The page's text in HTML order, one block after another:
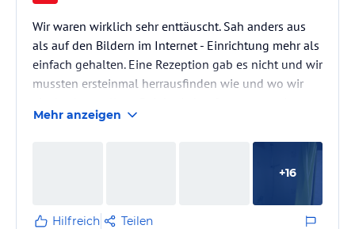
Wir waren wirklich sehr enttäuscht. Sah anders aus
als auf den Bildern im Internet - Einrichtung mehr als
einfach gehalten. Eine Rezeption gab es nicht und wir
mussten ersteinmal herrausfinden wie und wo wir
sogleich Toilettenpapier kaufen da keines da war, der
Herd funktionierte nicht, der Wasserkocher war
überall an den Wänden entlang hingen, Mobiliar
anderen…
Mehr anzeigen
+16
Hilfreich Teilen